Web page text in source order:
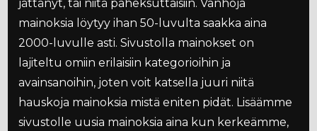
jättänyt, tai niitä paheksuttaisiin. Vanhoja
mainoksia löytyy ihan 50-luvulta saakka aina
2000-luvulle asti. Sivustolla mainokset on
lajiteltu omiin erilaisiin kategorioihin ja
avainsanoihin, joten voit katsella juuri niitä
hauskoja mainoksia mistä eniten pidät. Lisäämme
sivustolle uusia mainoksia aina kun kerkeämme,